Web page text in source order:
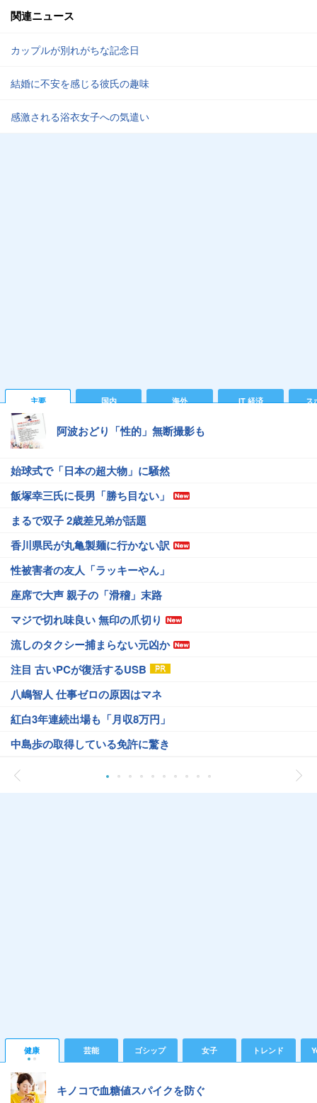
関連ニュース
カップルが別れがちな記念日
結婚に不安を感じる彼氏の趣味
感激される浴衣女子への気遣い
主要 国内 海外 IT 経済 ス
阿波おどり「性的」無断撮影も
始球式で「日本の超大物」に騒然
飯塚幸三氏に長男「勝ち目ない」
まるで双子 2歳差兄弟が話題
香川県民が丸亀製麺に行かない訳
性被害者の友人「ラッキーやん」
座席で大声 親子の「滑稽」末路
マジで切れ味良い 無印の爪切り
流しのタクシー捕まらない元凶か
注目 古いPCが復活するUSB
八嶋智人 仕事ゼロの原因はマネ
紅白3年連続出場も「月収8万円」
中島歩の取得している免許に驚き
健康 芸能 ゴシップ 女子 トレンド
キノコで血糖値スパイクを防ぐ